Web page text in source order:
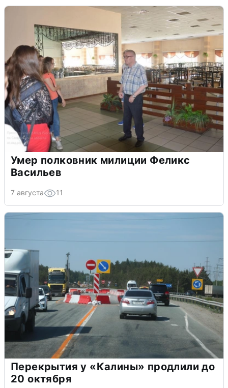
Умер полковник милиции Феликс
Васильев
7 августа 11
Перекрытия у «Калины» продлили до
20 октября